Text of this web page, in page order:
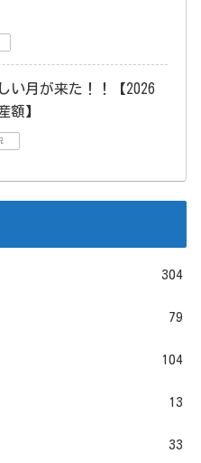
い月が来た！！【2026
額】
304
79
104
13
33